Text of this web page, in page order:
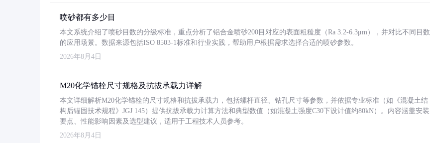
喷砂都有多少目
本文系统介绍了喷砂目数的分级标准，重点分析了铝合金喷砂200目对应的表面粗糙度（Ra 3.2-6.3μm），并对比不同目数
的应用场景。数据来源包括ISO 8503-1标准和行业实践，帮助用户根据需求选择合适的喷砂参数。
2026年8月4日
M20化学锚栓尺寸规格及抗拔承载力详解
本文详细解析M20化学锚栓的尺寸规格和抗拔承载力，包括螺杆直径、钻孔尺寸等参数，并依据专业标准（如《混凝土结
构后锚固技术规程》JGJ 145）提供抗拔承载力计算方法和典型数值（如混凝土强度C30下设计值约80kN）。内容涵盖安装
要点、性能影响因素及选型建议，适用于工程技术人员参考。
2026年8月4日